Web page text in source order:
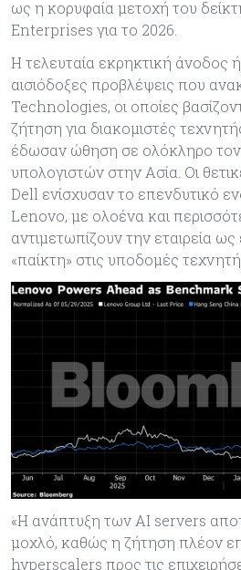
ως η κορυφαία μετοχή του
Enterprises για το 2026.
Η τελευταία εκρηκτική άνοδος
αισιόδοξες προβλέψεις που
Technologies, οι οποίες
ζήτηση για διακομιστές
έδωσαν ώθηση σε ολόκληρο
υπολογιστών στην Ασία. Οι
Dell ενίσχυσαν το επενδυτικό
Lenovo, με ολοένα και
αντιμετωπίζουν την εταιρεία
«παίκτη» στις υποδομές
«Η ανάπτυξη των AI servers
μοχλό, καθώς η ζήτηση πλέον
hyperscalers προς τις